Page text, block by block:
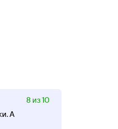
8 из 10
А